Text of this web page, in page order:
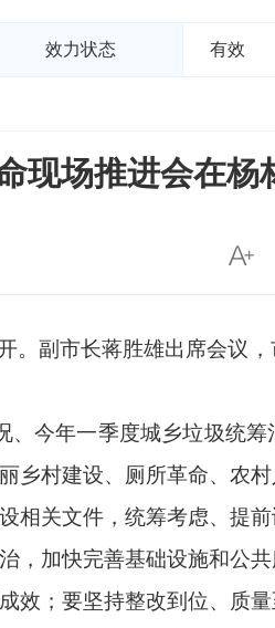
效力状态 有效
现场推进会在杨
。副市长蒋胜雄出席会议
年一季度城乡垃圾统筹
村建设、厕所革命、农村
关文件，统筹考虑、提
加快完善基础设施和公
；要坚持整改到位、质